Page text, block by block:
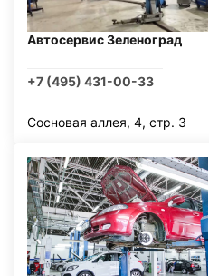
Автосервис Зеленоград
+7 (495) 431-00-33
Сосновая аллея, 4, стр. 3